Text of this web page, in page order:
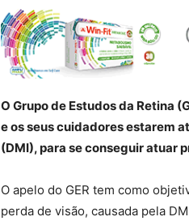
O Grupo de Estudos da Retina
e os seus cuidadores estarem
(DMI), para se conseguir atuar
O apelo do GER tem como
perda de visão, causada pela